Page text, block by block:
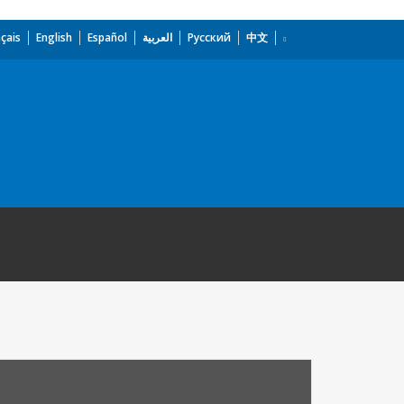
English Español العربية Русский 中文